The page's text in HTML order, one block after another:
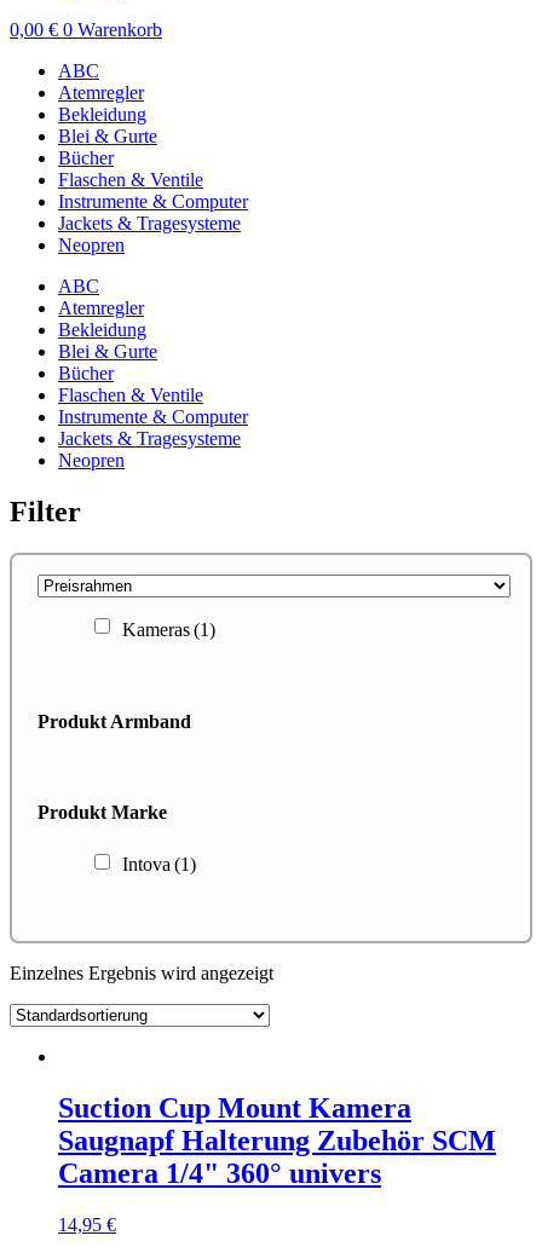
0,00 € 0 Warenkorb
ABC
Atemregler
Bekleidung
Blei & Gurte
Bücher
Flaschen & Ventile
Instrumente & Computer
Jackets & Tragesysteme
Neopren
ABC
Atemregler
Bekleidung
Blei & Gurte
Bücher
Flaschen & Ventile
Instrumente & Computer
Jackets & Tragesysteme
Neopren
Filter
Kameras(1)
Produkt Armband
Produkt Marke
Intova (1)
Einzelnes Ergebnis wird angezeigt
Suction Cup Mount Kamera
Saugnapf Halterung Zubehör SCM
Camera 1/4" 360° univers
14,95 €